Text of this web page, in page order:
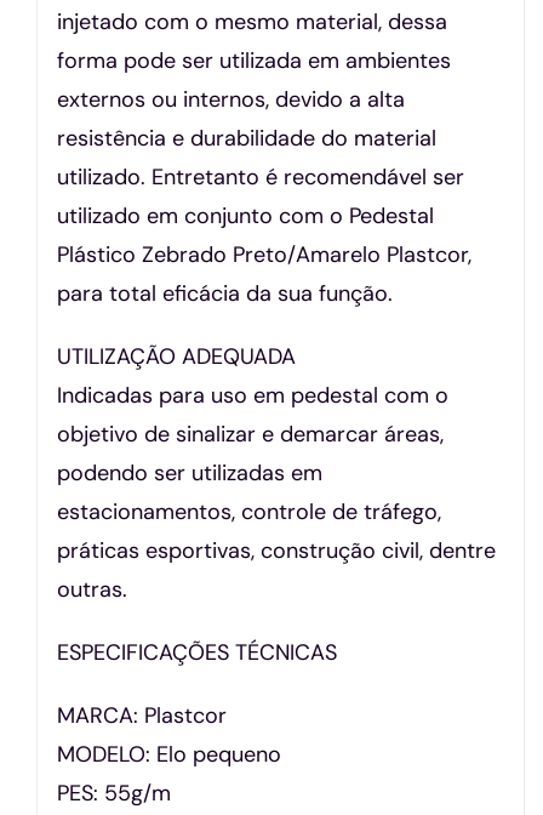
injetado com o mesmo material, dessa
forma pode ser utilizada em ambientes
externos ou internos, devido a alta
resistência e durabilidade do material
utilizado. Entretanto é recomendável ser
utilizado em conjunto com o Pedestal
Plástico Zebrado Preto/Amarelo Plastcor,
para total eficácia da sua função.
UTILIZAÇÃO ADEQUADA
Indicadas para uso em pedestal com o
objetivo de sinalizar e demarcar áreas,
podendo ser utilizadas em
estacionamentos, controle de tráfego,
práticas esportivas, construção civil, dentre
outras.
ESPECIFICAÇÕES TÉCNICAS
MARCA: Plastcor
MODELO: Elo pequeno
PES: 55g/m